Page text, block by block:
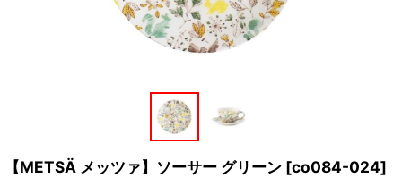
【METSÄ メッツァ】ソーサー グリーン [co084-024]